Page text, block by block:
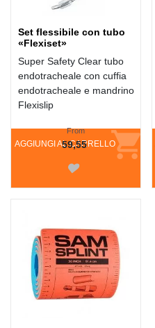
Set flessibile con tubo
«Flexiset»
Super Safety Clear tubo
endotracheale con cuffia
endotracheale e mandrino
Flexislip
AGGIUNGI AL CARRELLO
From
59,55